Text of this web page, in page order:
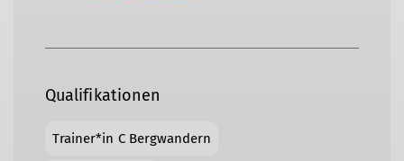
Qualifikationen
Trainer*in C Bergwandern